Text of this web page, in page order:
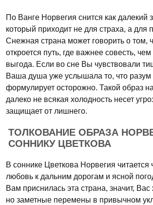
По Ванге Норвегия снится как далекий
который приходит не для страха, а для
Снежная страна может говорить о том,
откроется путь, где важнее совесть,
выгода. Если во сне Вы чувствовали
Ваша душа уже услышала то, что разум
формулирует осторожно. Такой образ
далеко не всякая холодность несет
защищает от лишнего.
ТОЛКОВАНИЕ ОБРАЗА
СОННИКУ ЦВЕТКОВА
В соннике Цветкова Норвегия
любовь к дальним дорогам и ясной
Вам приснилась эта страна, значит,
но заметные перемены в привычном